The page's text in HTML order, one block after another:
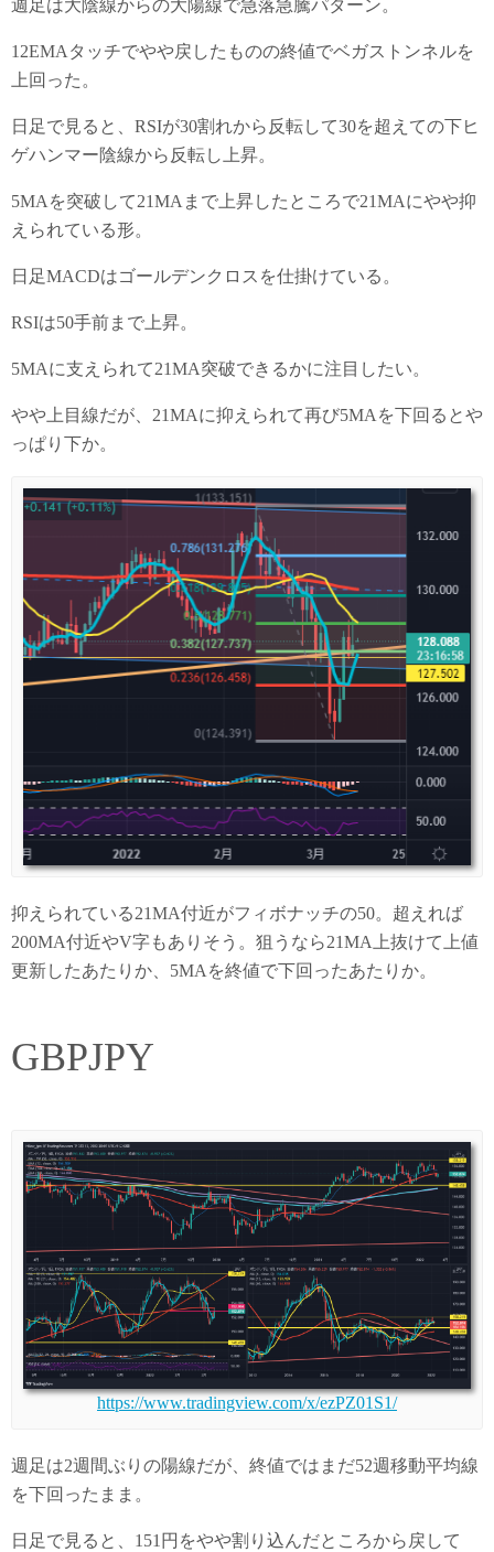
週足は大陰線からの大陽線で急落急騰パターン。
12EMAタッチでやや戻したものの終値でベガストンネルを
上回った。
日足で見ると、RSIが30割れから反転して30を超えての下ヒ
ゲハンマー陰線から反転し上昇。
5MAを突破して21MAまで上昇したところで21MAにやや抑
えられている形。
日足MACDはゴールデンクロスを仕掛けている。
RSIは50手前まで上昇。
5MAに支えられて21MA突破できるかに注目したい。
やや上目線だが、21MAに抑えられて再び5MAを下回るとや
っぱり下か。
抑えられている21MA付近がフィボナッチの50。超えれば
200MA付近やV字もありそう。狙うなら21MA上抜けて上値
更新したあたりか、5MAを終値で下回ったあたりか。
GBPJPY
https://www.tradingview.com/x/ezPZ01S1/
週足は2週間ぶりの陽線だが、終値ではまだ52週移動平均線
を下回ったまま。
日足で見ると、151円をやや割り込んだところから戻して